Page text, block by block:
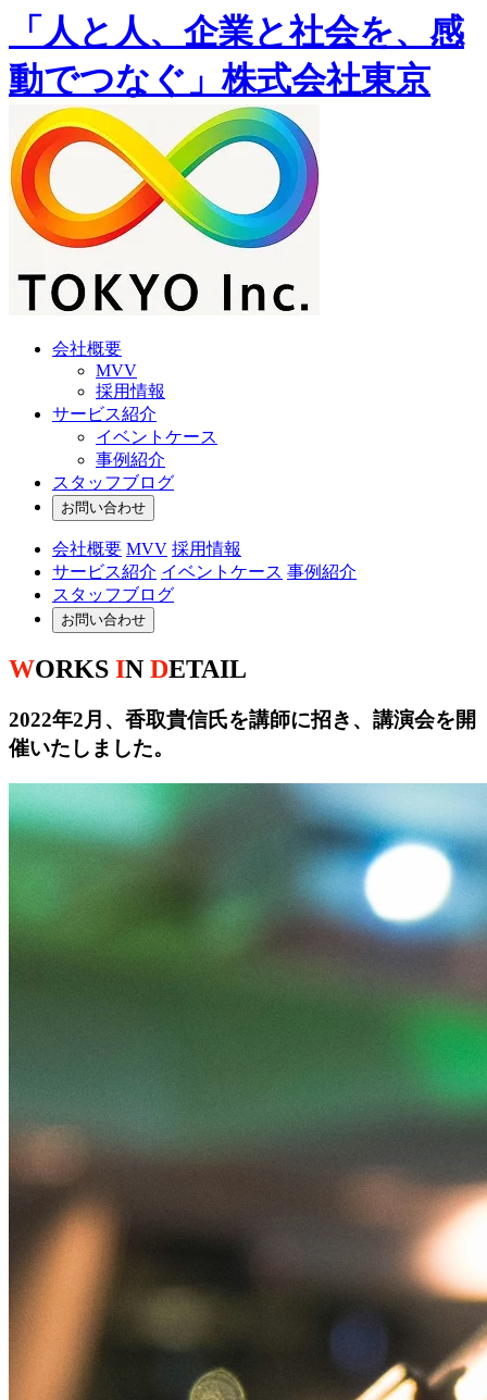
「人と人、企業と社会を、感
動でつなぐ」株式会社東京
会社概要
MVV
採用情報
サービス紹介
イベントケース
事例紹介
スタッフブログ
お問い合わせ
会社概要 MVV 採用情報
サービス紹介 イベントケース 事例紹介
スタッフブログ
お問い合わせ
WORKS IN DETAIL
2022年2月、香取貴信氏を講師に招き、講演会を開
催いたしました。